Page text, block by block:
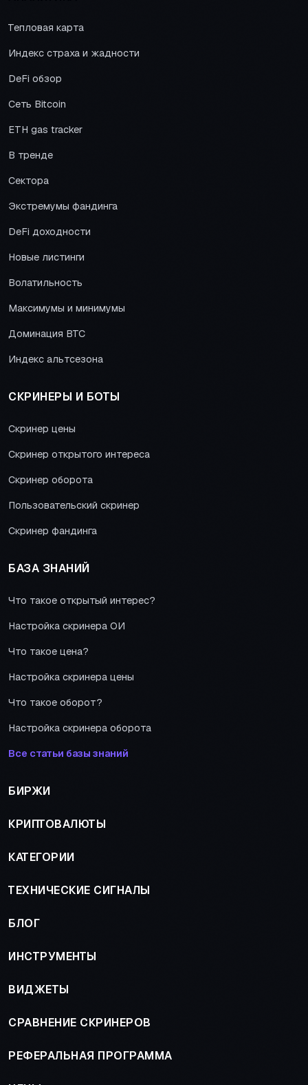
Тепловая карта
Индекс страха и жадности
DeFi обзор
Сеть Bitcoin
ETH gas tracker
В тренде
Сектора
Экстремумы фандинга
DeFi доходности
Новые листинги
Волатильность
Максимумы и минимумы
Доминация BTC
Индекс альтсезона
СКРИНЕРЫ И БОТЫ
Скринер цены
Скринер открытого интереса
Скринер оборота
Пользовательский скринер
Скринер фандинга
БАЗА ЗНАНИЙ
Что такое открытый интерес?
Настройка скринера ОИ
Что такое цена?
Настройка скринера цены
Что такое оборот?
Настройка скринера оборота
Все статьи базы знаний
БИРЖИ
КРИПТОВАЛЮТЫ
КАТЕГОРИИ
ТЕХНИЧЕСКИЕ СИГНАЛЫ
БЛОГ
ИНСТРУМЕНТЫ
ВИДЖЕТЫ
СРАВНЕНИЕ СКРИНЕРОВ
РЕФЕРАЛЬНАЯ ПРОГРАММА